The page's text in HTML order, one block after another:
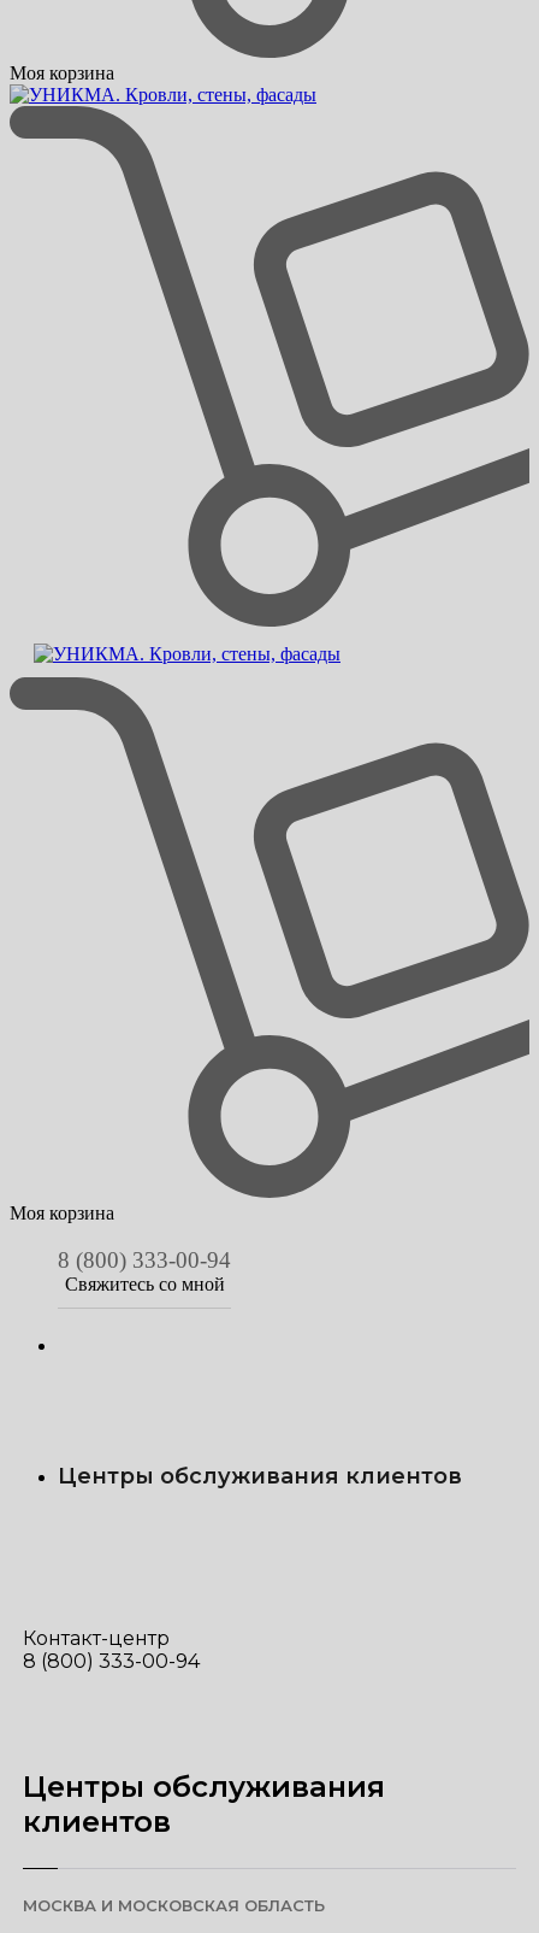
Моя корзина
Моя корзина
8 (800) 333-00-94
Свяжитесь со мной
Центры обслуживания клиентов
Контакт-центр
8 (800) 333-00-94
Центры обслуживания
клиентов
МОСКВА И МОСКОВСКАЯ ОБЛАСТЬ